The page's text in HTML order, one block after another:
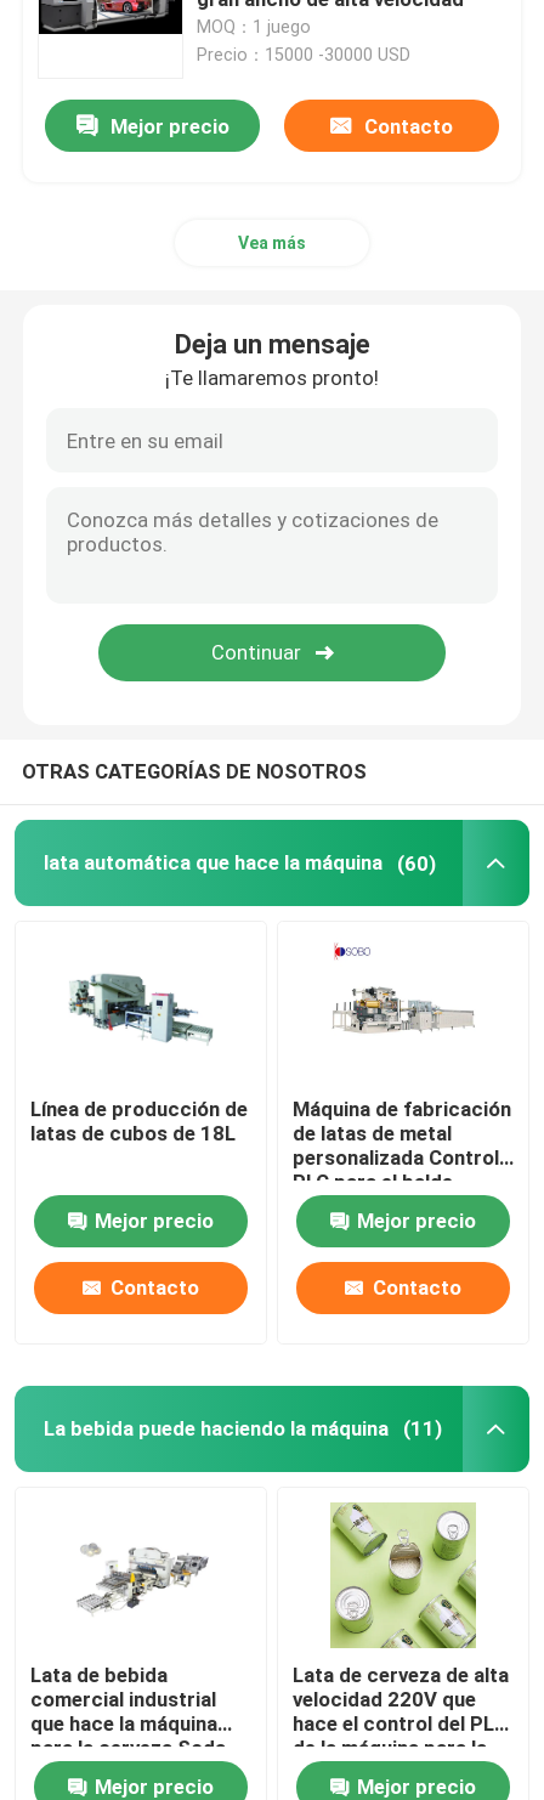
Poder usada que hace la maquinaria
Cuadrado Tin Can Making Machine
Torsión de la máquina del casquillo
Máquina de impresión usada
Impresora de la hojalata
Máquina de capa de la hoja
Línea de corte de la bobina
Máquina de soldadura usada
MOQ：1 juego
Precio：15000 -30000 USD
Mejor precio Contacto
Vea más
Deja un mensaje
¡Te llamaremos pronto!
OTRAS CATEGORÍAS DE NOSOTROS
lata automática que hace la máquina (60)
Línea de producción de
latas de cubos de 18L
Mejor precio
Contacto
Máquina de fabricación
de latas de metal
personalizada Control
PLC para el balde
Mejor precio
Contacto
La bebida puede haciendo la máquina (11)
Lata de bebida
comercial industrial
que hace la máquina
para la cerveza Soda
multifuncional
Mejor precio
Lata de cerveza de alta
velocidad 220V que
hace el control del PLC
de la máquina para la
lata de refrescos
Mejor precio